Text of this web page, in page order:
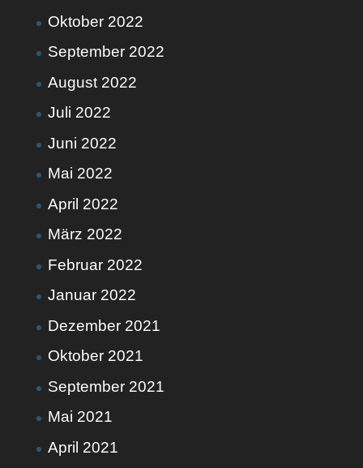
Oktober 2022
September 2022
August 2022
Juli 2022
Juni 2022
Mai 2022
April 2022
März 2022
Februar 2022
Januar 2022
Dezember 2021
Oktober 2021
September 2021
Mai 2021
April 2021